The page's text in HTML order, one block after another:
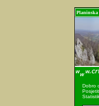
Dobro